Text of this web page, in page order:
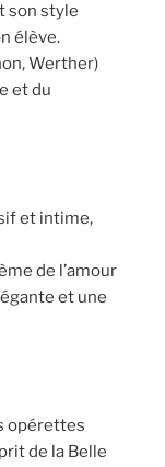
son style
élève.
Werther)
et du
et intime,
de l’amour
et une
opérettes
de la Belle